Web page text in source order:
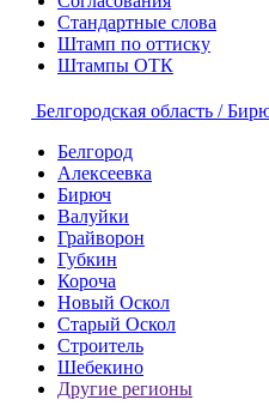
Стандартные слова
Штамп по оттиску
Штампы ОТК
Белгородская область /
Белгород
Алексеевка
Бирюч
Валуйки
Грайворон
Губкин
Короча
Новый Оскол
Старый Оскол
Строитель
Шебекино
Другие регионы